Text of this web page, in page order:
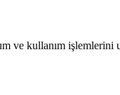
ve kullanım